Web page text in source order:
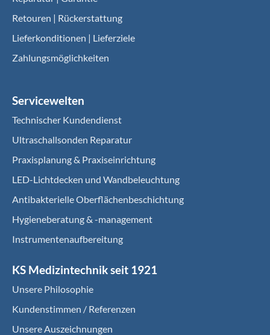
Retouren | Rückerstattung
Lieferkonditionen | Lieferziele
Zahlungsmöglichkeiten
Servicewelten
Technischer Kundendienst
Ultraschallsonden Reparatur
Praxisplanung & Praxiseinrichtung
LED-Lichtdecken und Wandbeleuchtung
Antibakterielle Oberflächenbeschichtung
Hygieneberatung & -management
Instrumentenaufbereitung
KS Medizintechnik seit 1921
Unsere Philosophie
Kundenstimmen / Referenzen
Unsere Auszeichnungen